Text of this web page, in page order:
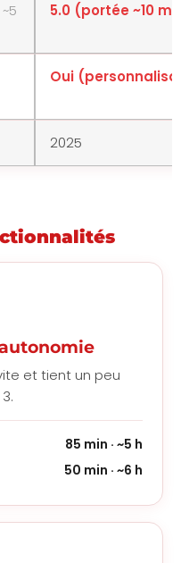
5.0 (portée ~10
Oui
2025
et tient un peu
85 min · ~5 h
50 min · ~6 h